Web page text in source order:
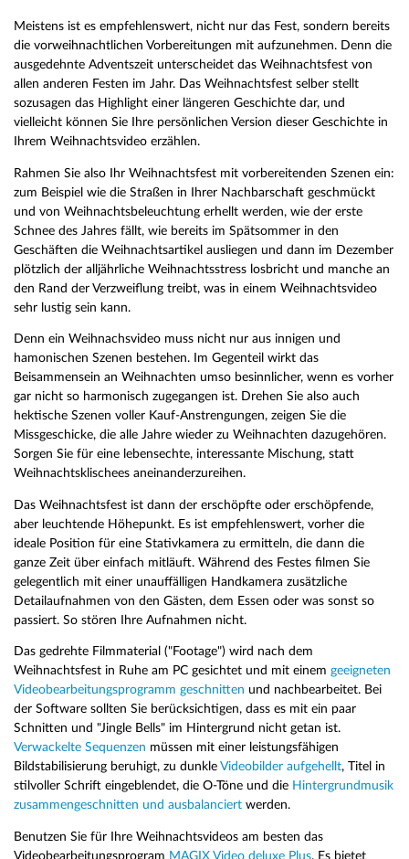
Meistens ist es empfehlenswert, nicht nur das Fest, sondern bereits
die vorweihnachtlichen Vorbereitungen mit aufzunehmen. Denn die
ausgedehnte Adventszeit unterscheidet das Weihnachtsfest von
allen anderen Festen im Jahr. Das Weihnachtsfest selber stellt
sozusagen das Highlight einer längeren Geschichte dar, und
vielleicht können Sie Ihre persönlichen Version dieser Geschichte in
Ihrem Weihnachtsvideo erzählen.
Rahmen Sie also Ihr Weihnachtsfest mit vorbereitenden Szenen ein:
zum Beispiel wie die Straßen in Ihrer Nachbarschaft geschmückt
und von Weihnachtsbeleuchtung erhellt werden, wie der erste
Schnee des Jahres fällt, wie bereits im Spätsommer in den
Geschäften die Weihnachtsartikel ausliegen und dann im Dezember
plötzlich der alljährliche Weihnachtsstress losbricht und manche an
den Rand der Verzweiflung treibt, was in einem Weihnachtsvideo
sehr lustig sein kann.
Denn ein Weihnachsvideo muss nicht nur aus innigen und
hamonischen Szenen bestehen. Im Gegenteil wirkt das
Beisammensein an Weihnachten umso besinnlicher, wenn es vorher
gar nicht so harmonisch zugegangen ist. Drehen Sie also auch
hektische Szenen voller Kauf-Anstrengungen, zeigen Sie die
Missgeschicke, die alle Jahre wieder zu Weihnachten dazugehören.
Sorgen Sie für eine lebensechte, interessante Mischung, statt
Weihnachtsklischees aneinanderzureihen.
Das Weihnachtsfest ist dann der erschöpfte oder erschöpfende,
aber leuchtende Höhepunkt. Es ist empfehlenswert, vorher die
ideale Position für eine Stativkamera zu ermitteln, die dann die
ganze Zeit über einfach mitläuft. Während des Festes filmen Sie
gelegentlich mit einer unauffälligen Handkamera zusätzliche
Detailaufnahmen von den Gästen, dem Essen oder was sonst so
passiert. So stören Ihre Aufnahmen nicht.
Das gedrehte Filmmaterial ("Footage") wird nach dem
Weihnachtsfest in Ruhe am PC gesichtet und mit einem geeigneten
Videobearbeitungsprogramm geschnitten und nachbearbeitet. Bei
der Software sollten Sie berücksichtigen, dass es mit ein paar
Schnitten und "Jingle Bells" im Hintergrund nicht getan ist.
Verwackelte Sequenzen müssen mit einer leistungsfähigen
Bildstabilisierung beruhigt, zu dunkle Videobilder aufgehellt, Titel in
stilvoller Schrift eingeblendet, die O-Töne und die Hintergrundmusik
zusammengeschnitten und ausbalanciert werden.
Benutzen Sie für Ihre Weihnachtsvideos am besten das
Videobearbeitungsprogram MAGIX Video deluxe Plus. Es bietet